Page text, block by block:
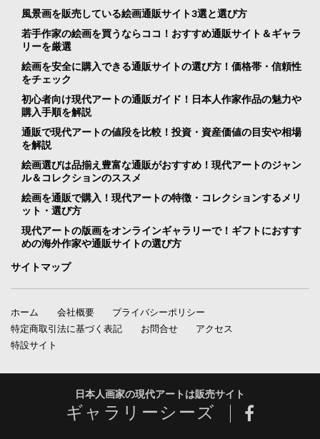
風景画を販売している絵画通販サイト3選と選び方
若手作家の絵画を買うならココ！おすすめ通販サイト＆ギャラ
リーを厳選
絵画を安全に購入できる通販サイトの選び方！価格帯・信頼性
をチェック
初心者向け現代アートの通販ガイド！日本人作家作品の魅力や
購入手順を解説
通販で現代アートの値段を比較！投資・資産価値の目安や相場
を解説
絵画選びは品揃え豊富な通販がおすすめ！現代アートのジャン
ル＆コレクションのススメ
絵画を通販で購入！現代アートの特徴・コレクションするメリ
ット・選び方
現代アートの版画をオンラインギャラリーで！ギフトにおすす
めの海外作家や通販サイトの選び方
サイトマップ
ホーム 会社概要
プライバシーポリシー
特定商取引法に基づく表記
お問合せ
アクセス
特設サイト
日本人画家の現代アートは販売サイト
ギャラリーシーズ